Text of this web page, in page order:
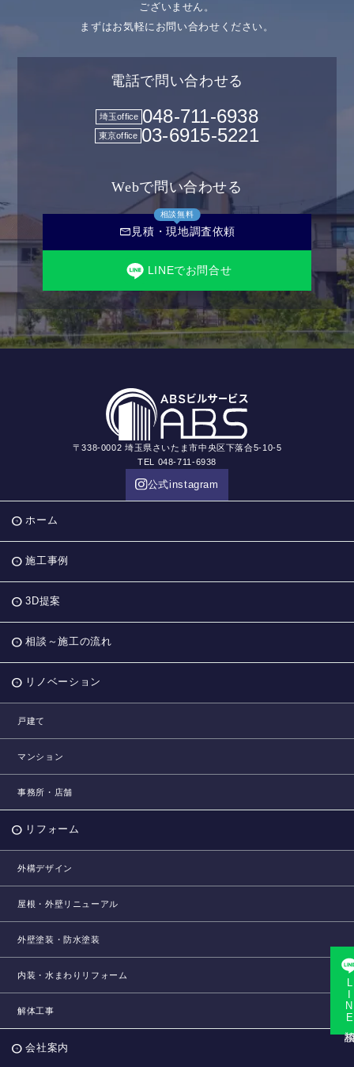
ございません。
まずはお気軽にお問い合わせください。
電話で問い合わせる
埼玉office 048-711-6938
東京office 03-6915-5221
Webで問い合わせる
相談無料
mail見積・現地調査依頼
LINEでお問合せ
〒338-0002 埼玉県さいたま市中央区下落合5-10-5
TEL 048-711-6938
公式instagram
ホーム
施工事例
3D提案
相談～施工の流れ
リノベーション
戸建て
マンション
事務所・店舗
リフォーム
外構デザイン
屋根・外壁リニューアル
外壁塗装・防水塗装
内装・水まわりリフォーム
解体工事
会社案内